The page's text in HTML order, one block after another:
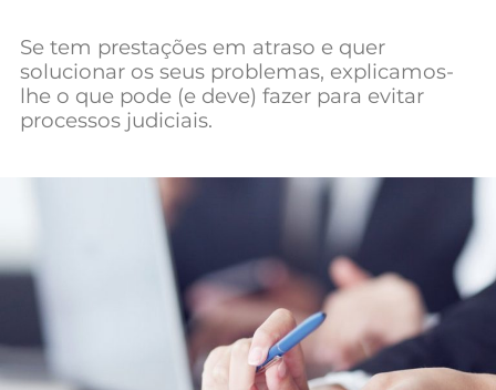
Negócios
Mundial 2026
Se tem prestações em atraso e quer
solucionar os seus problemas, explicamos-
lhe o que pode (e deve) fazer para evitar
processos judiciais.